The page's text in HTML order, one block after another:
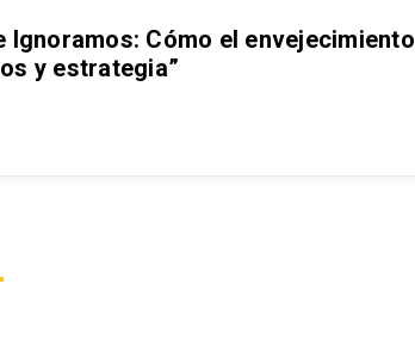
Ignoramos: Cómo el envejecimiento
y estrategia”